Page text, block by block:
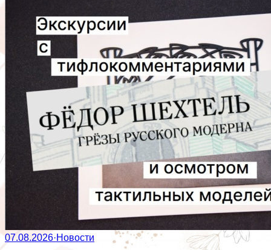
07.08.2026·Новости